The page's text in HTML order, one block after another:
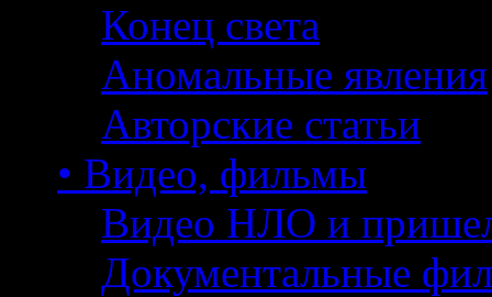
Конец света
Аномальные явления
Авторские статьи
• Видео, фильмы
Видео НЛО и
Документальные